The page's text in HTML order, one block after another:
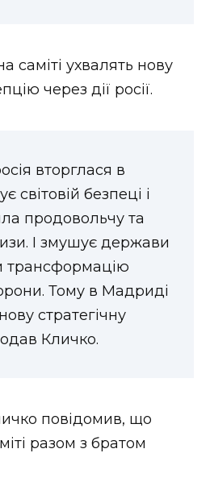
саміті ухвалять нову
через дії росії.
вторглася в
світовій безпеці і
продовольчу та
І змушує держави
трансформацію
Тому в Мадриді
стратегічну
Кличко.
повідомив, що
разом з братом